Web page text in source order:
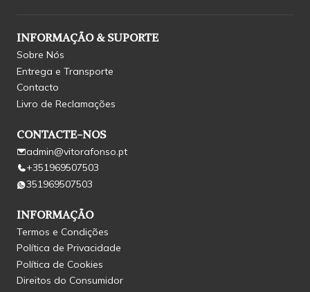
INFORMAÇÃO & SUPORTE
Sobre Nós
Entrega e Transporte
Contacto
Livro de Reclamações
CONTACTE-NOS
admin@vitorafonso.pt
+351969507503
351969507503
INFORMAÇÃO
Termos e Condições
Política de Privacidade
Política de Cookies
Direitos do Consumidor